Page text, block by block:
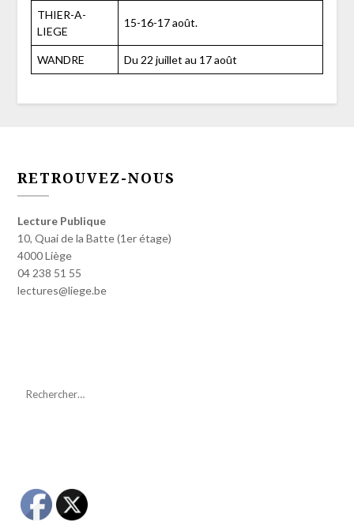
THIER-A-
LIEGE
15-16-17 août.
WANDRE Du 22 juillet au 17 août
RETROUVEZ-NOUS
Lecture Publique
10, Quai de la Batte (1er étage)
4000 Liège
04 238 51 55
lectures@liege.be